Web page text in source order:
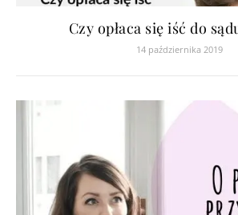
Czy opłaca się iść do
14 października 2019